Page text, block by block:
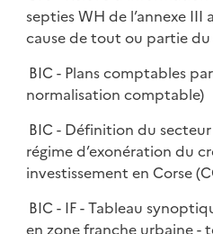
septies WH de l’annexe III
cause de tout ou partie
BIC - Plans comptables
normalisation comptable)
BIC - Définition du
régime d’exonération du
investissement en Corse
BIC - IF - Tableau